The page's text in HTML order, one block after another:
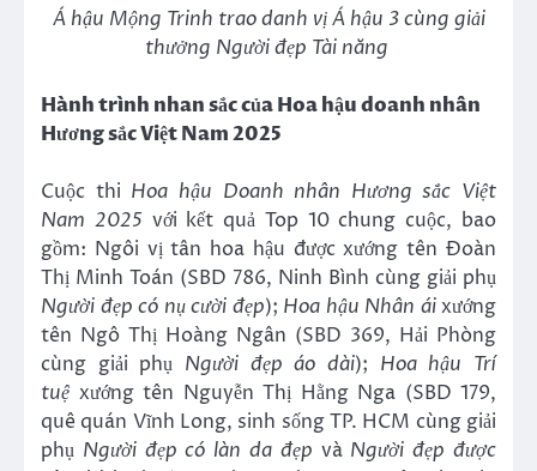
Á hậu Mộng Trinh trao danh vị Á hậu 3 cùng giải
thưởng Người đẹp Tài năng
Hành trình nhan sắc của Hoa hậu doanh nhân
Hương sắc Việt Nam 2025
Cuộc thi Hoa hậu Doanh nhân Hương sắc Việt
Nam 2025 với kết quả Top 10 chung cuộc, bao
gồm: Ngôi vị tân hoa hậu được xướng tên Đoàn
Thị Minh Toán (SBD 786, Ninh Bình cùng giải phụ
Người đẹp có nụ cười đẹp); Hoa hậu Nhân áixướng
tên Ngô Thị Hoàng Ngân (SBD 369, Hải Phòng
cùng giải phụ Người đẹpáo dài); Hoa hậu Trí
tuệ xướng tên Nguyễn Thị Hằng Nga (SBD 179,
quê quán Vĩnh Long, sinh sống TP. HCM cùng giải
phụ Người đẹpcó làn da đẹp và Người đẹpđược